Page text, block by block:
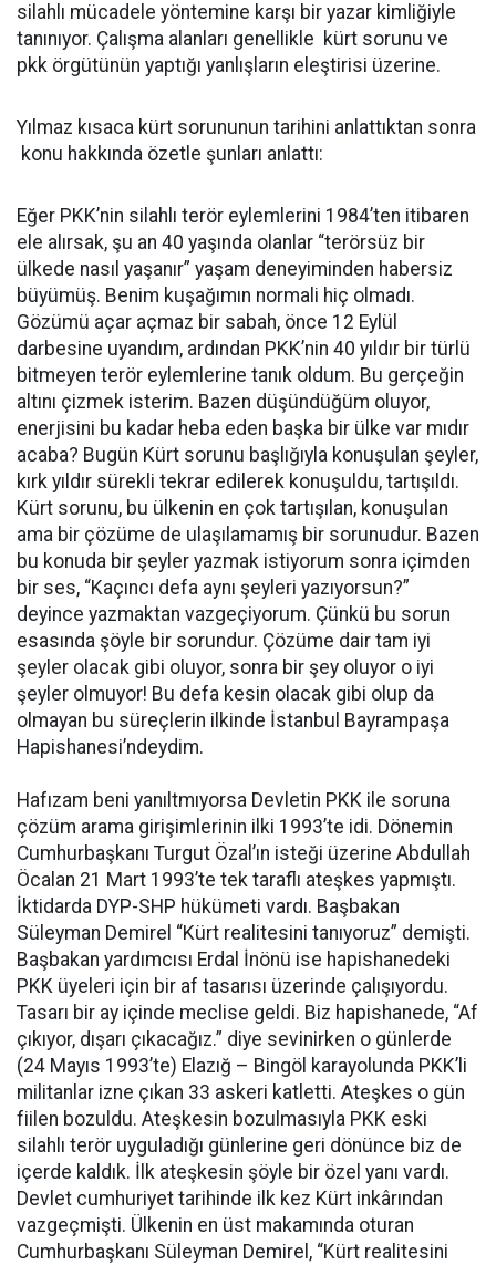
silahlı mücadele yöntemine karşı bir yazar kimliğiyle
tanınıyor. Çalışma alanları genellikle kürt sorunu ve
pkk örgütünün yaptığı yanlışların eleştirisi üzerine.
Yılmaz kısaca kürt sorununun tarihini anlattıktan sonra
konu hakkında özetle şunları anlattı:
Eğer PKK’nin silahlı terör eylemlerini 1984’ten itibaren
ele alırsak, şu an 40 yaşında olanlar “terörsüz bir
ülkede nasıl yaşanır” yaşam deneyiminden habersiz
büyümüş. Benim kuşağımın normali hiç olmadı.
Gözümü açar açmaz bir sabah, önce 12 Eylül
darbesine uyandım, ardından PKK’nin 40 yıldır bir türlü
bitmeyen terör eylemlerine tanık oldum. Bu gerçeğin
altını çizmek isterim. Bazen düşündüğüm oluyor,
enerjisini bu kadar heba eden başka bir ülke var mıdır
acaba? Bugün Kürt sorunu başlığıyla konuşulan şeyler,
kırk yıldır sürekli tekrar edilerek konuşuldu, tartışıldı.
Kürt sorunu, bu ülkenin en çok tartışılan, konuşulan
ama bir çözüme de ulaşılamamış bir sorunudur. Bazen
bu konuda bir şeyler yazmak istiyorum sonra içimden
bir ses, “Kaçıncı defa aynı şeyleri yazıyorsun?”
deyince yazmaktan vazgeçiyorum. Çünkü bu sorun
esasında şöyle bir sorundur. Çözüme dair tam iyi
şeyler olacak gibi oluyor, sonra bir şey oluyor o iyi
şeyler olmuyor! Bu defa kesin olacak gibi olup da
olmayan bu süreçlerin ilkinde İstanbul Bayrampaşa
Hapishanesi’ndeydim.
Hafızam beni yanıltmıyorsa Devletin PKK ile soruna
çözüm arama girişimlerinin ilki 1993’te idi. Dönemin
Cumhurbaşkanı Turgut Özal’ın isteği üzerine Abdullah
Öcalan 21 Mart 1993’te tek taraflı ateşkes yapmıştı.
İktidarda DYP-SHP hükümeti vardı. Başbakan
Süleyman Demirel “Kürt realitesini tanıyoruz” demişti.
Başbakan yardımcısı Erdal İnönü ise hapishanedeki
PKK üyeleri için bir af tasarısı üzerinde çalışıyordu.
Tasarı bir ay içinde meclise geldi. Biz hapishanede, “Af
çıkıyor, dışarı çıkacağız.” diye sevinirken o günlerde
(24 Mayıs 1993’te) Elazığ – Bingöl karayolunda PKK’li
militanlar izne çıkan 33 askeri katletti. Ateşkes o gün
fiilen bozuldu. Ateşkesin bozulmasıyla PKK eski
silahlı terör uyguladığı günlerine geri dönünce biz de
içerde kaldık. İlk ateşkesin şöyle bir özel yanı vardı.
Devlet cumhuriyet tarihinde ilk kez Kürt inkârından
vazgeçmişti. Ülkenin en üst makamında oturan
Cumhurbaşkanı Süleyman Demirel, “Kürt realitesini